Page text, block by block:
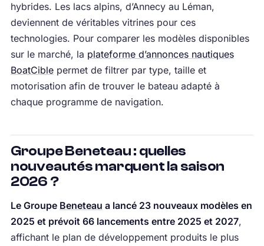
hybrides. Les lacs alpins, d’Annecy au Léman,
deviennent de véritables vitrines pour ces
technologies. Pour comparer les modèles disponibles
sur le marché, la plateforme d’annonces nautiques
BoatCiblepermet de filtrer par type, taille et
motorisation afin de trouver le bateau adapté à
chaque programme de navigation.
Groupe Beneteau : quelles
nouveautés marquent la saison
2026 ?
Le Groupe Beneteau a lancé 23 nouveaux modèles en
2025 et prévoit 66 lancements entre 2025 et 2027,
affichant le plan de développement produits le plus